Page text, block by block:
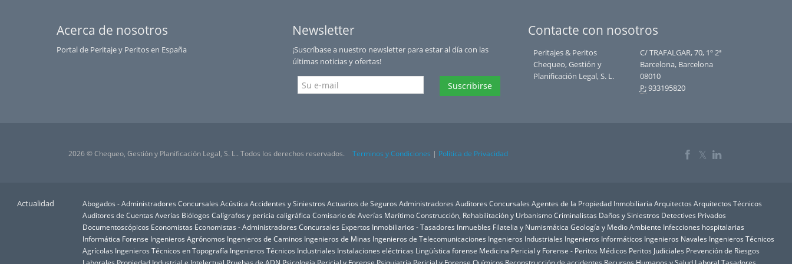
Acerca de nosotros
Portal de Peritaje y Peritos en España
Newsletter
¡Suscríbase a nuestro newsletter para estar al día con las
últimas noticias y ofertas!
Suscribirse
Contacte con nosotros
Peritajes & Peritos
Chequeo, Gestión y
Planificación Legal, S. L.
C/ TRAFALGAR, 70, 1º 2ª
Barcelona, Barcelona
08010
P:933195820
2026 © Chequeo, Gestión y Planificación Legal, S. L.. Todos los derechos reservados. Terminos y Condiciones | Política de Privacidad 𝕏
Actualidad Abogados - Administradores Concursales Acústica Accidentes y Siniestros Actuarios de Seguros Administradores Auditores Concursales Agentes de la Propiedad Inmobiliaria Arquitectos Arquitectos Técnicos
Auditores de Cuentas Averías Biólogos Calígrafos y pericia caligráfica Comisario de Averías Marítimo Construcción, Rehabilitación y Urbanismo Criminalistas Daños y Siniestros Detectives Privados
Documentoscópicos Economistas Economistas - Administradores Concursales Expertos Inmobiliarios - Tasadores Inmuebles Filatelia y Numismática Geología y Medio Ambiente Infecciones hospitalarias
Informática Forense Ingenieros Agrónomos Ingenieros de Caminos Ingenieros de Minas Ingenieros de Telecomunicaciones Ingenieros Industriales Ingenieros Informáticos Ingenieros Navales Ingenieros Técnicos
Agrícolas Ingenieros Técnicos en Topografía Ingenieros Técnicos Industriales Instalaciones eléctricas Lingüística forense Medicina Pericial y Forense - Peritos Médicos Peritos Judiciales Prevención de Riesgos